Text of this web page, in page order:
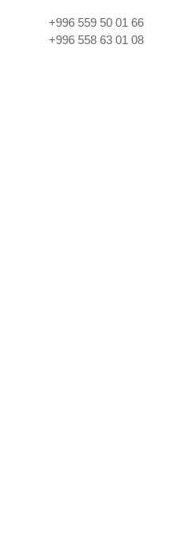
+996 559 50 01 66
+996 558 63 01 08